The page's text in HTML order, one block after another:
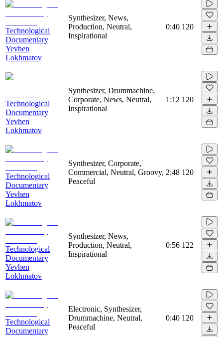
Technological
Documentary
Yevhen
Lokhmatov
Synthesizer, News,
Production, Neutral,
Inspirational
0:40 120
Technological
Documentary
Yevhen
Lokhmatov
Synthesizer, Drummachine,
Corporate, News, Neutral,
Inspirational
1:12 120
Technological
Documentary
Yevhen
Lokhmatov
Synthesizer, Corporate,
Commercial, Neutral, Groovy,
Peaceful
2:48 120
Technological
Documentary
Yevhen
Lokhmatov
Synthesizer, News,
Production, Neutral,
Inspirational
0:56 122
Technological
Documentary
Electronic, Synthesizer,
Drummachine, Neutral,
Peaceful
0:40 120